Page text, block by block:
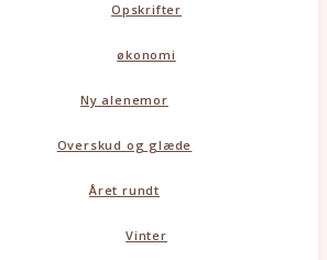
Opskrifter
økonomi
Ny alenemor
Overskud og glæde
Året rundt
Vinter